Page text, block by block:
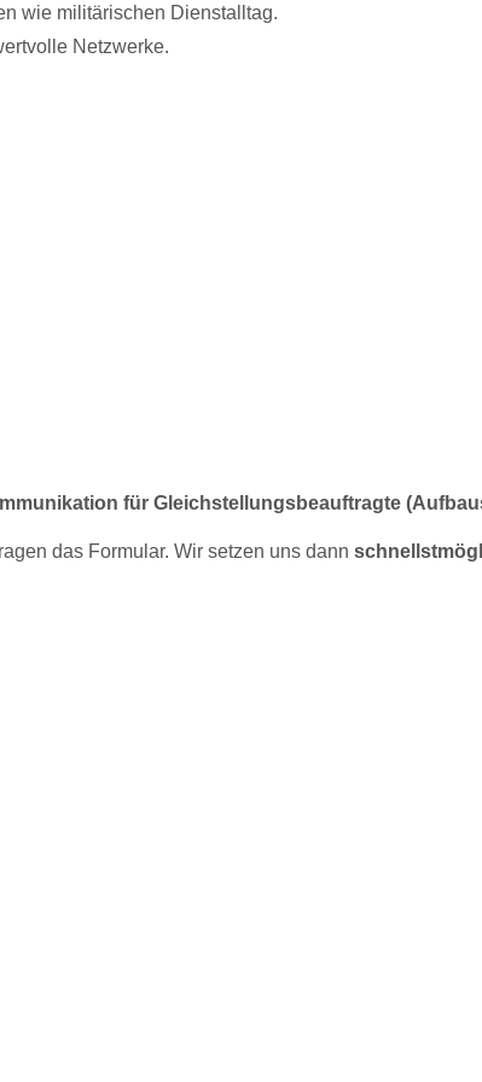
wie militärischen Dienstalltag.
Netzwerke.
für Gleichstellungsbeauftragte
das Formular. Wir setzen uns dann